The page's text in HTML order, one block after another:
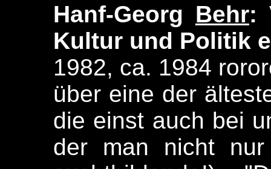
Hanf-Georg Behr:
Kultur und Politik
1982, ca. 1984
über eine der
die einst auch bei
der man nicht nur